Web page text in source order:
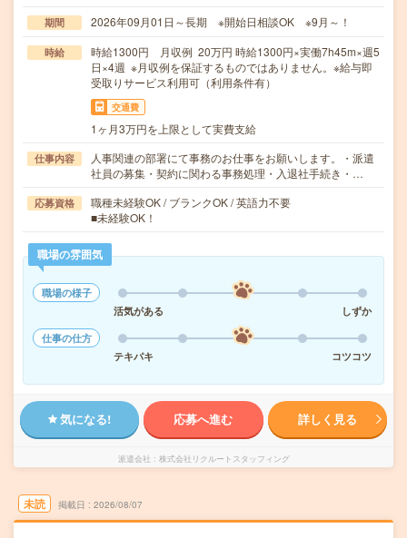
期間 2026年09月01日～長期 ※開始日相談OK ※9月～！
時給
時給1300円 月収例 20万円 時給1300円×実働7h45m×週5
日×4週 ※月収例を保証するものではありません。※給与即
受取りサービス利用可（利用条件有）
交通費
1ヶ月3万円を上限として実費支給
仕事内容
人事関連の部署にて事務のお仕事をお願いします。・派遣
社員の募集・契約に関わる事務処理・入退社手続き・…
応募資格
職種未経験OK / ブランクOK / 英語力不要
■未経験OK！
職場の雰囲気
職場の様子
活気がある
しずか
仕事の仕方
テキパキ
コツコツ
気になる! 応募へ進む 詳しく見る
派遣会社 株式会社リクルートスタッフィング
未読 掲載日 2026/08/07